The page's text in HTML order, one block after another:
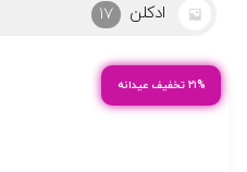
ادو ادکلن
۲۱% تخفیف عیدانه